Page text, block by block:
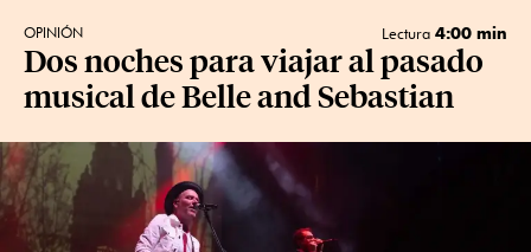
OPINIÓN Lectura 4:00 min
Dos noches para viajar al pasado
musical de Belle and Sebastian